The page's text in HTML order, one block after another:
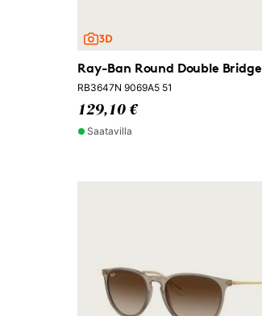
Ray-Ban Round Double Bridge
RB3647N 9069A5 51
129,10 €
Saatavilla